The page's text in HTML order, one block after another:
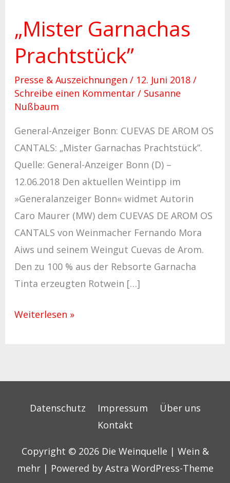
„Mister Garnachas
Prachtstück”
Presse & Auszeichnungen / 12. Juni 2018 /
Schreibe einen Kommentar / Susanne
Nußbaum
General-Anzeiger Bonn: CUEVAS DE AROM OS
CANTALS: „Mister Garnachas Prachtstück”.
Quelle: General-Anzeiger Bonn (D) –
12.06.2018 Den aktuellen Weintipp im
»Generalanzeiger Bonn« widmet Autorin
Caro Maurer (MW) dem CUEVAS DE AROM OS
CANTALS von Weinmacher Fernando Mora
Aiws und seinem Weingut Cuevas de Arom.
Den zu 100 % aus der Rebsorte Garnacha
Tinta erzeugten Rotwein […]
„Mister
Garnachas
Prachtstück”
Weiterlesen »
Datenschutz Impressum
Über uns
Kontakt
Copyright © 2026 Die Weinquelle | Wein &
mehr| Powered by Astra WordPress-Theme